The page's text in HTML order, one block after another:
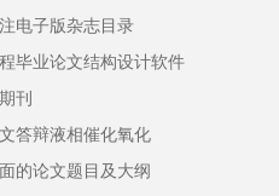
电子版杂志目录
毕业论文结构设计软件
刊
答辩液相催化氧化
的论文题目及大纲